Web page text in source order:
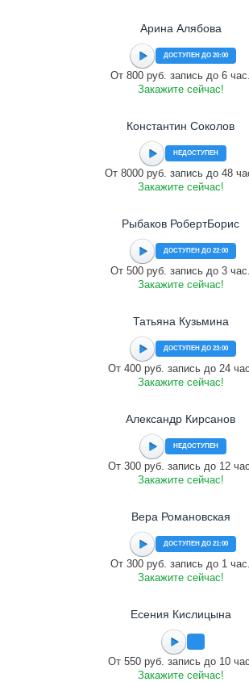
Арина Алябова
ДОСТУПЕН ДО 20:00
От 800 руб. запись до 6 час.
Закажите сейчас!
Константин Соколов
НЕДОСТУПЕН
От 8000 руб. запись до 48
Закажите сейчас!
Рыбаков РобертБорис
ДОСТУПЕН ДО 22:00
От 500 руб. запись до 3 час.
Закажите сейчас!
Татьяна Кузьмина
ДОСТУПЕН ДО 23:00
От 400 руб. запись до 24
Закажите сейчас!
Александр Кирсанов
НЕДОСТУПЕН
От 300 руб. запись до 12
Закажите сейчас!
Вера Романовская
ДОСТУПЕН ДО 21:00
От 300 руб. запись до 1 час.
Закажите сейчас!
Есения Кислицына
От 550 руб. запись до 10
Закажите сейчас!